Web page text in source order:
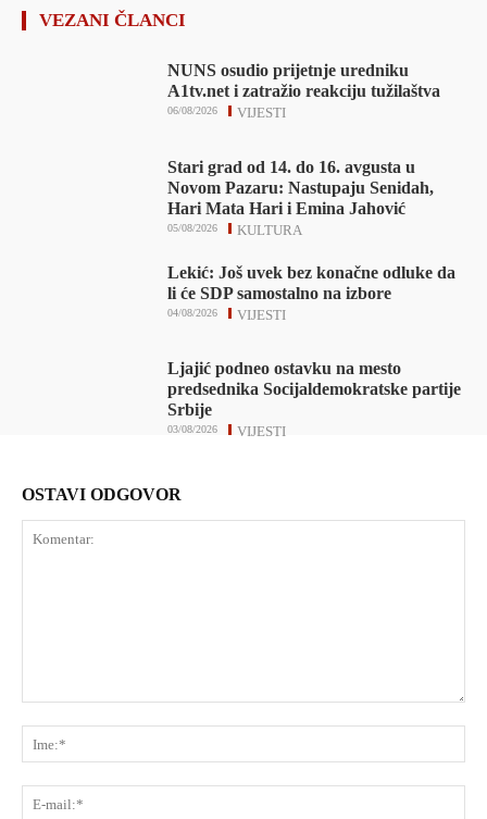
VEZANI ČLANCI
NUNS osudio prijetnje uredniku
A1tv.net i zatražio reakciju tužilaštva
VIJESTI
06/08/2026
Stari grad od 14. do 16. avgusta u
Novom Pazaru: Nastupaju Senidah,
Hari Mata Hari i Emina Jahović
KULTURA
05/08/2026
Lekić: Još uvek bez konačne odluke da
li će SDP samostalno na izbore
VIJESTI
04/08/2026
Ljajić podneo ostavku na mesto
predsednika Socijaldemokratske partije
Srbije
VIJESTI
03/08/2026
OSTAVI ODGOVOR